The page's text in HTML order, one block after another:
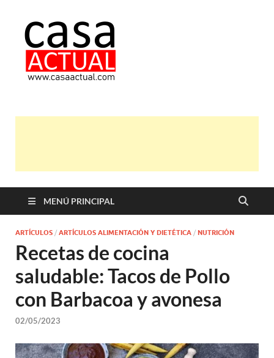
MENÚ PRINCIPAL
ARTÍCULOS / ARTÍCULOS ALIMENTACIÓN Y DIETÉTICA / NUTRICIÓN
Recetas de cocina
saludable: Tacos de Pollo
con Barbacoa y avonesa
02/05/2023